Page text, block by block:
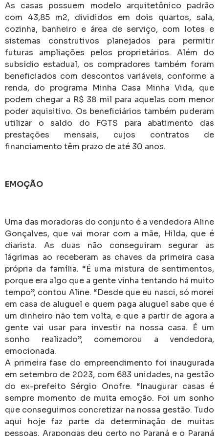
As casas possuem modelo arquitetônico padrão
com 43,85 m2, divididos em dois quartos, sala,
cozinha, banheiro e área de serviço, com lotes e
sistemas construtivos planejados para permitir
futuras ampliações pelos proprietários. Além do
subsídio estadual, os compradores também foram
beneficiados com descontos variáveis, conforme a
renda, do programa Minha Casa Minha Vida, que
podem chegar a R$ 38 mil para aquelas com menor
poder aquisitivo. Os beneficiários também puderam
utilizar o saldo do FGTS para abatimento das
prestações mensais, cujos contratos de
financiamento têm prazo de até 30 anos.
EMOÇÃO
Uma das moradoras do conjunto é a vendedora Aline
Gonçalves, que vai morar com a mãe, Hilda, que é
diarista. As duas não conseguiram segurar as
lágrimas ao receberam as chaves da primeira casa
própria da família. “É uma mistura de sentimentos,
porque era algo que a gente vinha tentando há muito
tempo”, contou Aline. “Desde que eu nasci, só morei
em casa de aluguel e quem paga aluguel sabe que é
um dinheiro não tem volta, e que a partir de agora a
gente vai usar para investir na nossa casa. É um
sonho realizado”, comemorou a vendedora,
emocionada.
A primeira fase do empreendimento foi inaugurada
em setembro de 2023, com 683 unidades, na gestão
do ex-prefeito Sérgio Onofre. “Inaugurar casas é
sempre momento de muita emoção. Foi um sonho
que conseguimos concretizar na nossa gestão. Tudo
aqui hoje faz parte da determinação de muitas
pessoas. Arapongas deu certo no Paraná e o Paraná